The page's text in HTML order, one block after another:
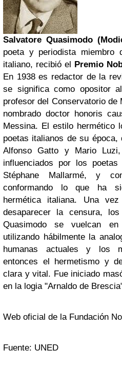
Salvatore Quasimodo
poeta y periodista miembro
italiano, recibió el Premio
En 1938 es redactor de la
se significa como opositor
profesor del Conservatorio de
nombrado doctor honoris
Messina. El estilo hermético
poetas italianos de su época,
Alfonso Gatto y Mario
influenciados por los
Stéphane Mallarmé, y
conformando lo que ha
hermética italiana. Una
desaparecer la censura,
Quasimodo se vuelcan
utilizando hábilmente la
humanas actuales y los
entonces el hermetismo y
clara y vital. Fue iniciado
en la logia "Arnaldo de
Web oficial de la Fundación
Fuente: UNED